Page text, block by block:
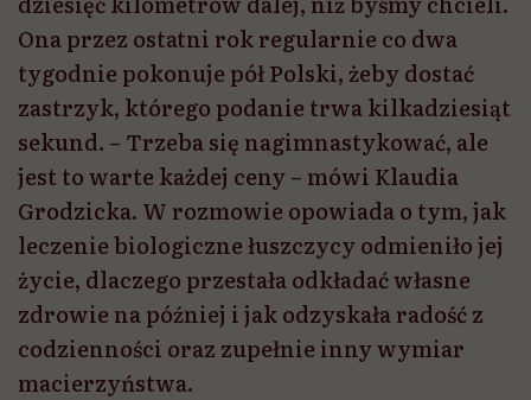
Ona przez ostatni rok regularnie co dwa
tygodnie pokonuje pół Polski, żeby dostać
zastrzyk, którego podanie trwa kilkadziesiąt
sekund. – Trzeba się nagimnastykować, ale
jest to warte każdej ceny – mówi Klaudia
Grodzicka. W rozmowie opowiada o tym, jak
leczenie biologiczne łuszczycy odmieniło jej
życie, dlaczego przestała odkładać własne
zdrowie na później i jak odzyskała radość z
codzienności oraz zupełnie inny wymiar
macierzyństwa.